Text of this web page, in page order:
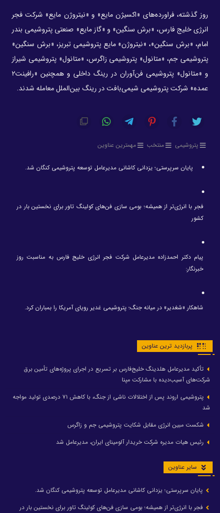
روز گذشته، فراورده‌های «اکسیژن مایع» و «نیتروژن مایع» شرکت فجر
انرژی خلیج فارس، «برش سنگین» و «گاز مایع» صنعتی پتروشیمی بندر
امام، «برش سنگین»، «نیتروژن» مایع پتروشیمی تبریز، «برش سنگین»
پتروشیمی جم، «متانول» پتروشیمی زاگرس، «متانول» پتروشیمی شیراز
و «متانول» پتروشیمی فن‌آوران در رینگ داخلی و همچنین «رافینت۲
عمده» شرکت پتروشیمی شیمی‌بافت در رینگ بین‌الملل معامله شدند.
پتروشیمی منتخب مهمترین عناوین
پایان سرپرستی؛ یزدانی کاشانی مدیرعامل توسعه پتروشیمی کنگان شد.
فجر با انرژی‌تر از همیشه؛ بومی سازی فن‌های کولینگ تاور برای نخستین بار در
کشور
پیام دکتر احمدزاده مدیرعامل شرکت فجر انرژی خلیج فارس به مناسبت روز
خبرنگار:
شاهکار «شغدیر» در میانه جنگ؛ پتروشیمی غدیر رویای آمریکا را بمباران کرد.
پربازدید ترین عناوین
تأکید مدیرعامل هلدینگ خلیج‌فارس بر تسریع در اجرای پروژه‌های تأمین برق
شرکت‌های آسیب‌دیده با مشارکت مپنا
پتروشیمی اروند پس از اختلالات ناشی از جنگ، با کاهش ۷۱ درصدی تولید مواجه
شد
شکست مبین انرژی مقابل شکایت پتروشیمی جم و زاگرس
رئیس هیات مدیره شرکت خریدار آلومینای ایران، مدیرعامل شد
سایر عناوین
پایان سرپرستی؛ یزدانی کاشانی مدیرعامل توسعه پتروشیمی کنگان شد.
فجر با انرژی‌تر از همیشه؛ بومی سازی فن‌های کولینگ تاور برای نخستین بار در